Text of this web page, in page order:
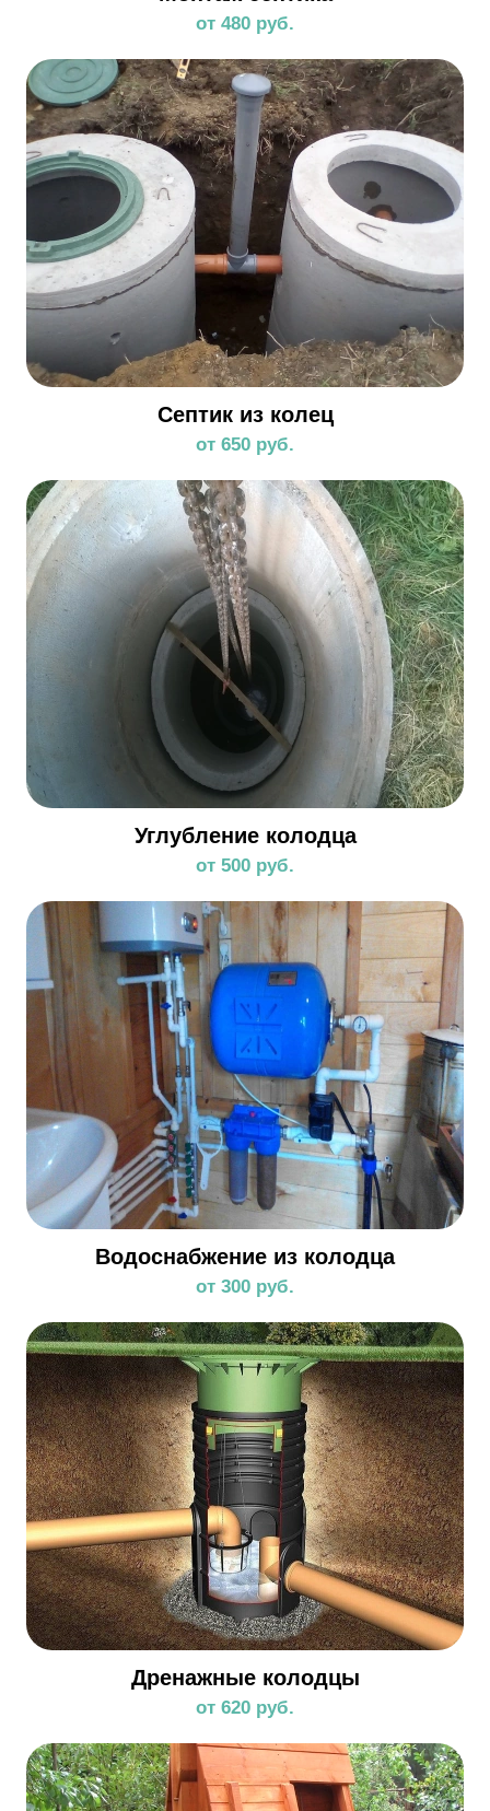
от 480 руб.
Септик из колец
от 650 руб.
Углубление колодца
от 500 руб.
Водоснабжение из колодца
от 300 руб.
Дренажные колодцы
от 620 руб.